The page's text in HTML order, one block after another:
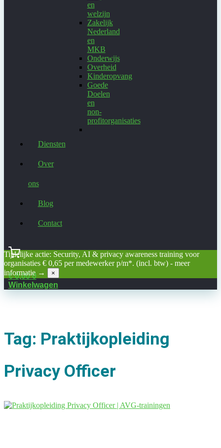
en
welzijn
Zakelijk
Nederland
en
MKB
Onderwijs
Overheid
Kinderopvang
Goede
Doelen
en
non-
profitorganisaties
Diensten
Over
ons
Blog
Contact
€0,00 0
Winkelwagen
Tijdelijke actie: Security, AI & privacy awareness training voor
organisaties € 0,65 per medewerker p/m*. (incl. btw) - meer
informatie →
×
Tag: Praktijkopleiding
Privacy Officer